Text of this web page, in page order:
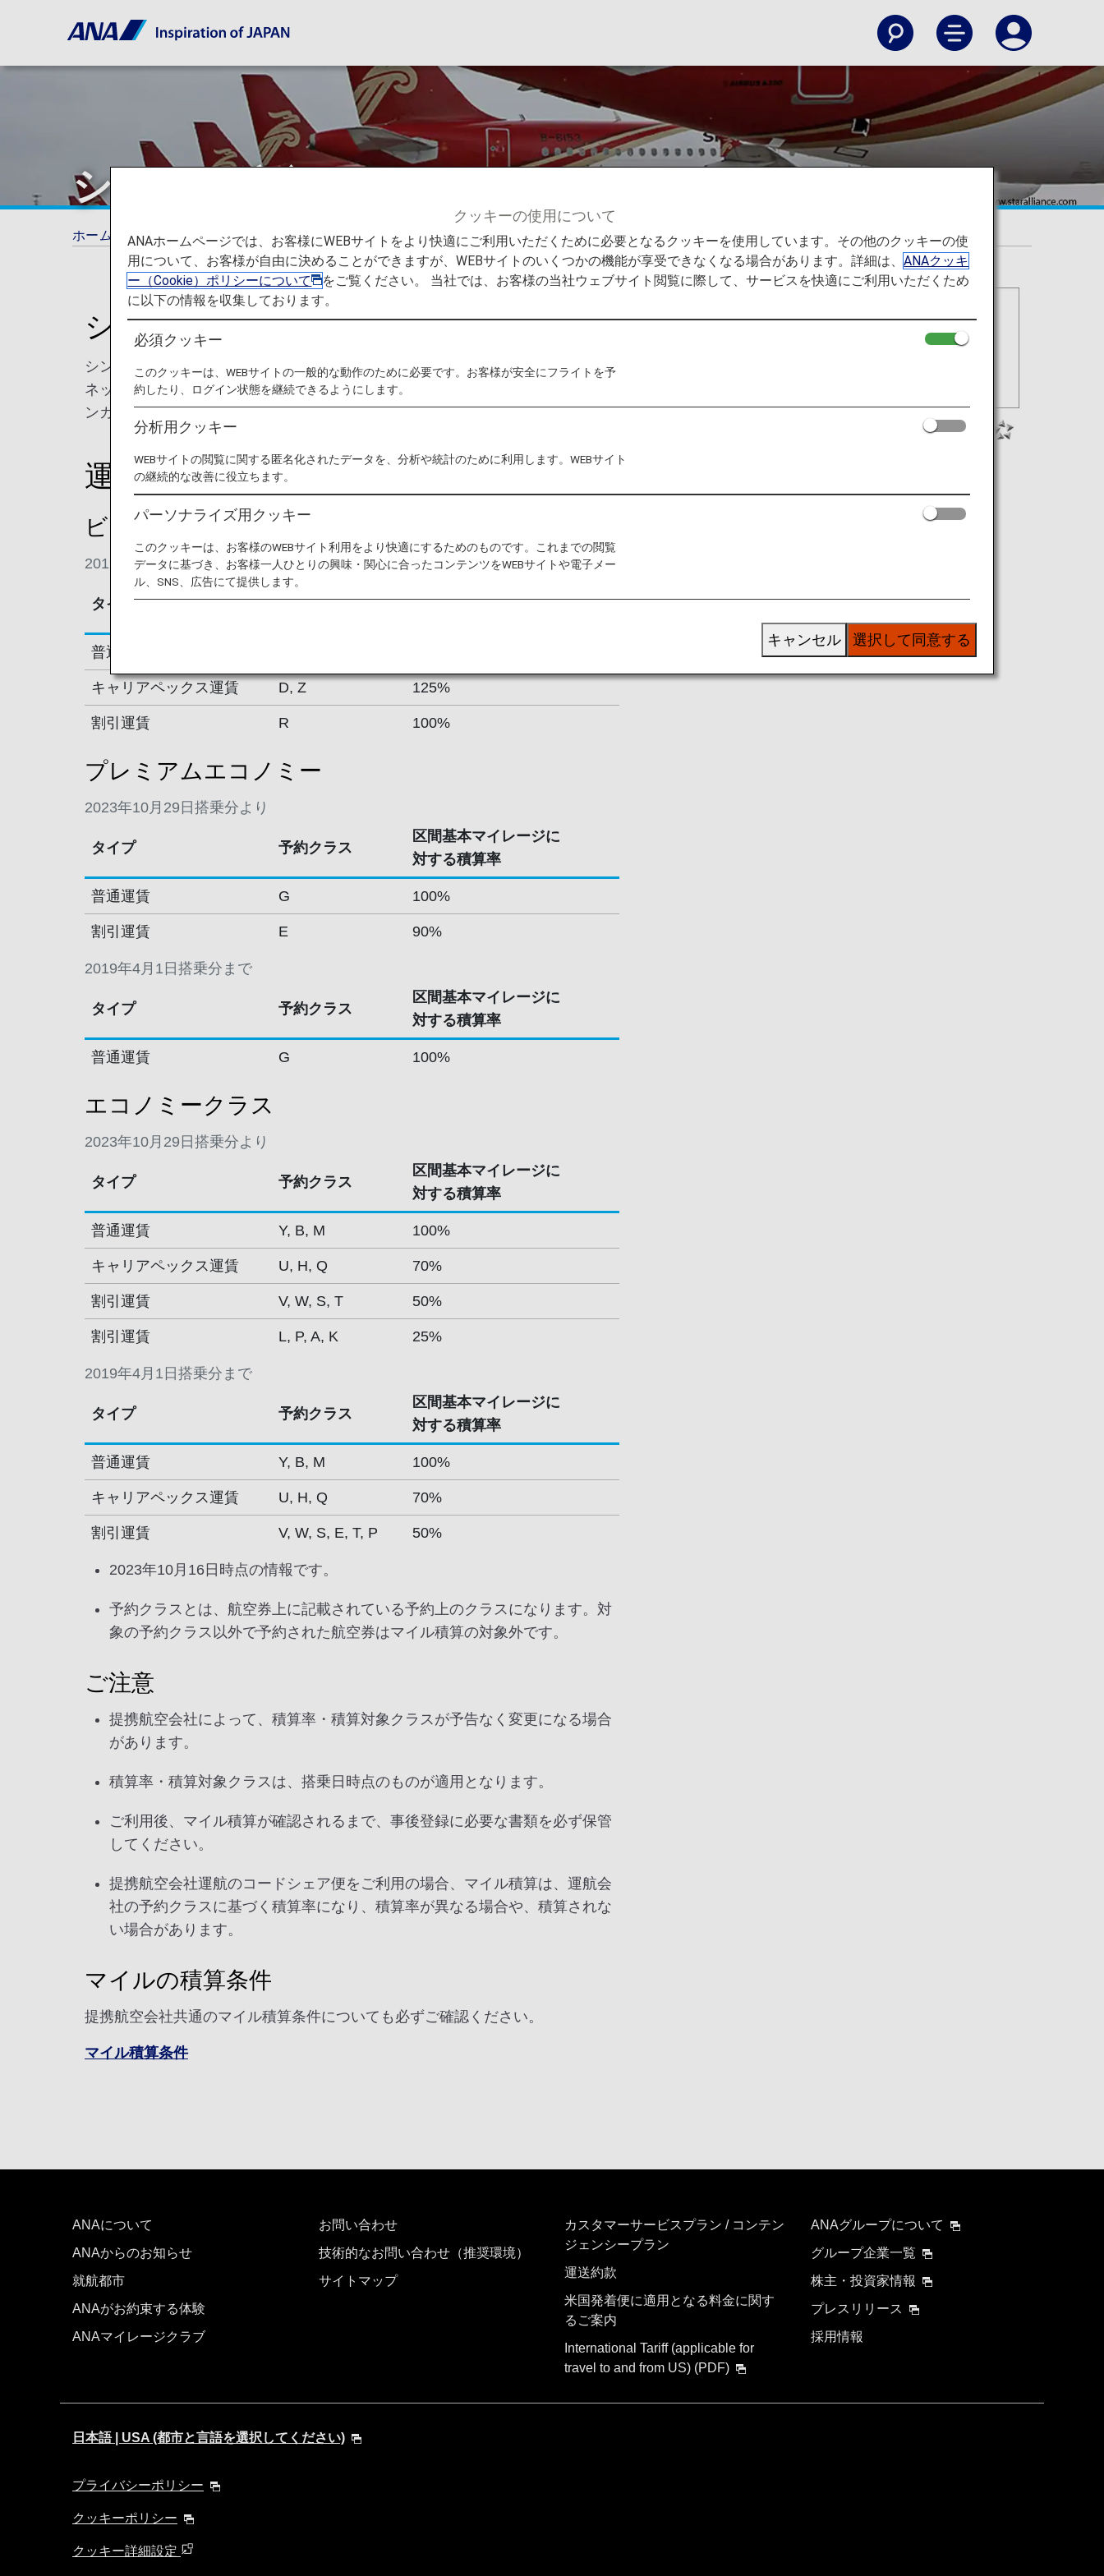
シンセン航空（ZH）
ホーム ANAマイレージクラブ 提携航空会社 シンセン航空（ZH）
シンセン航空（ZH）
シンセン航空は1992年11月に創立された中国の航空会社です。同社のフライト
ネットワークは、中国の主要都市だけでなく香港、台湾、日本、韓国、タイ、シ
ンガポールまで及びます。
運賃別積算率
ビジネスクラス
2019年4月1日搭乗分より
タイプ 予約クラス
普通運賃
キャリアペックス運賃 D, Z 125%
割引運賃 R 100%
プレミアムエコノミー
2023年10月29日搭乗分より
タイプ 予約クラス
区間基本マイレージに
対する積算率
普通運賃 G 100%
割引運賃 E 90%
2019年4月1日搭乗分まで
タイプ 予約クラス
区間基本マイレージに
対する積算率
普通運賃 G 100%
エコノミークラス
2023年10月29日搭乗分より
タイプ 予約クラス
区間基本マイレージに
対する積算率
普通運賃 Y, B, M 100%
キャリアペックス運賃 U, H, Q 70%
割引運賃 V, W, S, T 50%
割引運賃 L, P, A, K 25%
2019年4月1日搭乗分まで
タイプ 予約クラス
区間基本マイレージに
対する積算率
普通運賃 Y, B, M 100%
キャリアペックス運賃 U, H, Q 70%
割引運賃 V, W, S, E, T, P 50%
2023年10月16日時点の情報です。
予約クラスとは、航空券上に記載されている予約上のクラスになります。対
象の予約クラス以外で予約された航空券はマイル積算の対象外です。
ご注意
提携航空会社によって、積算率・積算対象クラスが予告なく変更になる場合
があります。
積算率・積算対象クラスは、搭乗日時点のものが適用となります。
ご利用後、マイル積算が確認されるまで、事後登録に必要な書類を必ず保管
してください。
提携航空会社運航のコードシェア便をご利用の場合、マイル積算は、運航会
社の予約クラスに基づく積算率になり、積算率が異なる場合や、積算されな
い場合があります。
マイルの積算条件
提携航空会社共通のマイル積算条件についても必ずご確認ください。
マイル積算条件
ANAについて
ANAからのお知らせ
就航都市
ANAがお約束する体験
ANAマイレージクラブ
お問い合わせ
技術的なお問い合わせ（推奨環境）
サイトマップ
カスタマーサービスプラン / コンテン
ジェンシープラン
運送約款
米国発着便に適用となる料金に関す
るご案内
International Tariff (applicable for
travel to and from US) (PDF)
ANAグループについて
グループ企業一覧
株主・投資家情報
プレスリリース
採用情報
日本語 | USA (都市と言語を選択してください)
プライバシーポリシー
クッキーポリシー
クッキー詳細設定
クッキーの使用について
ANAホームページでは、お客様にWEBサイトをより快適にご利用いただくために必要となるクッキーを使用しています。その他のクッキーの使
用について、お客様が自由に決めることができますが、WEBサイトのいくつかの機能が享受できなくなる場合があります。詳細は、ANAクッキ
ー（Cookie）ポリシーについて
をご覧ください。 当社では、お客様の当社ウェブサイト閲覧に際して、サービスを快適にご利用いただくため
に以下の情報を収集しております。
必須クッキー
このクッキーは、WEBサイトの一般的な動作のために必要です。お客様が安全にフライトを予
約したり、ログイン状態を継続できるようにします。
分析用クッキー
WEBサイトの閲覧に関する匿名化されたデータを、分析や統計のために利用します。WEBサイト
の継続的な改善に役立ちます。
パーソナライズ用クッキー
このクッキーは、お客様のWEBサイト利用をより快適にするためのものです。これまでの閲覧
データに基づき、お客様一人ひとりの興味・関心に合ったコンテンツをWEBサイトや電子メー
ル、SNS、広告にて提供します。
選択して同意する
キャンセル